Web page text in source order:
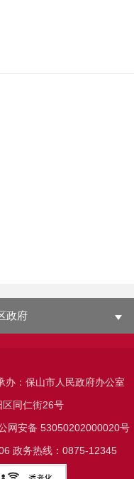
政府
办：保山市人民政府办公室
同仁街26号
网安备 53050202000020号
政务热线：0875-12345